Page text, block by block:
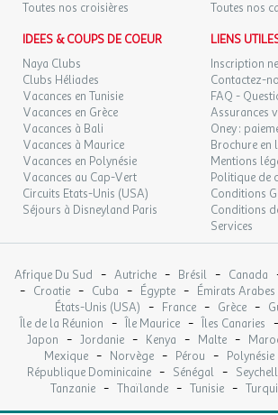
Toutes nos croisières
Toutes nos
IDEES & COUPS DE COEUR
Naya Clubs
Clubs Héliades
Vacances en Tunisie
Vacances en Grèce
Vacances à Bali
Vacances à Maurice
Vacances en Polynésie
Vacances au Cap-Vert
Circuits Etats-Unis (USA)
Séjours à Disneyland Paris
LIENS
Inscription
Contactez-
FAQ -
Assurances
Oney :
Brochure en
Mentions
Politique de
Conditions
Conditions
Services
Afrique Du Sud - Autriche - Brésil - Canada
- Croatie - Cuba - Égypte - Émirats Arabes
États-Unis (USA) - France - Grèce -
Île de la Réunion - Île Maurice - Îles Canaries -
Japon - Jordanie - Kenya - Malte -
Mexique - Norvège - Pérou - Polynésie
République Dominicaine - Sénégal -
Tanzanie - Thaïlande - Tunisie -